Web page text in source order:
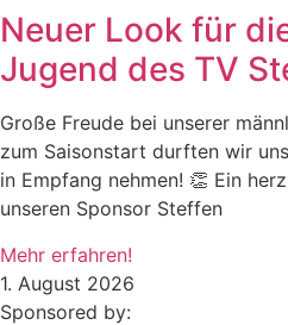
Neuer Look für
Jugend des TV
Große Freude bei unserer
zum Saisonstart durften wir
in Empfang nehmen! 👏 Ein
unseren Sponsor Steffen
Mehr erfahren!
1. August 2026
Sponsored by: